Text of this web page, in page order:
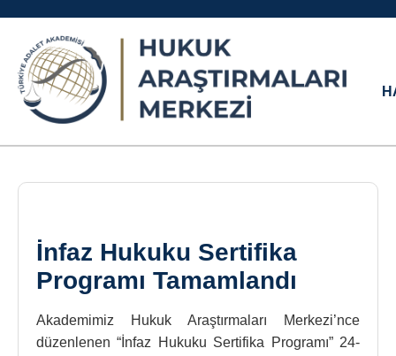
İnfaz Hukuku Sertifika
Programı Tamamlandı
Akademimiz Hukuk Araştırmaları Merkezi’nce
düzenlenen “İnfaz Hukuku Sertifika Programı” 24-